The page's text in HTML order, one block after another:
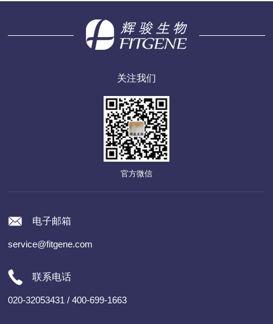
关注我们
官方微信
电子邮箱
service@fitgene.com
联系电话
020-32053431 / 400-699-1663